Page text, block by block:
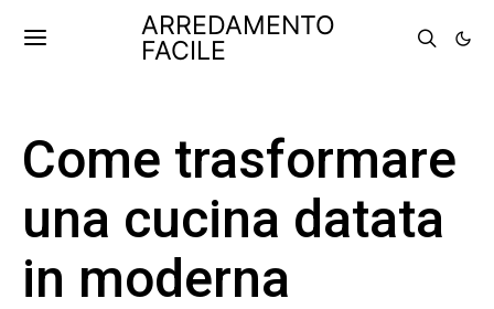
ARREDAMENTO
FACILE
Come trasformare
una cucina datata
in moderna